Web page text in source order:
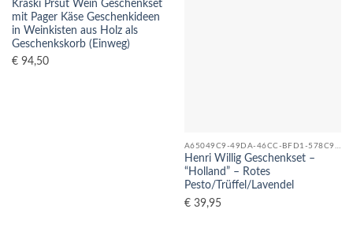
Kraški Pršut Wein Geschenkset
mit Pager Käse Geschenkideen
in Weinkisten aus Holz als
Geschenkskorb (Einweg)
€94,50
Henri Willig Geschenkset –
“Holland” – Rotes
Pesto/Trüffel/Lavendel
€39,95